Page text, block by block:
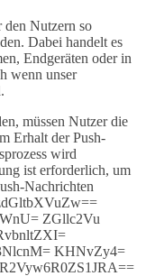
Nutzern so
Dabei handelt es
Endgeräten oder in
wenn unser
müssen Nutzer die
Erhalt der Push-
wird
ist erforderlich, um
Nachrichten
ZGllc2Vu
KHNvZy4=